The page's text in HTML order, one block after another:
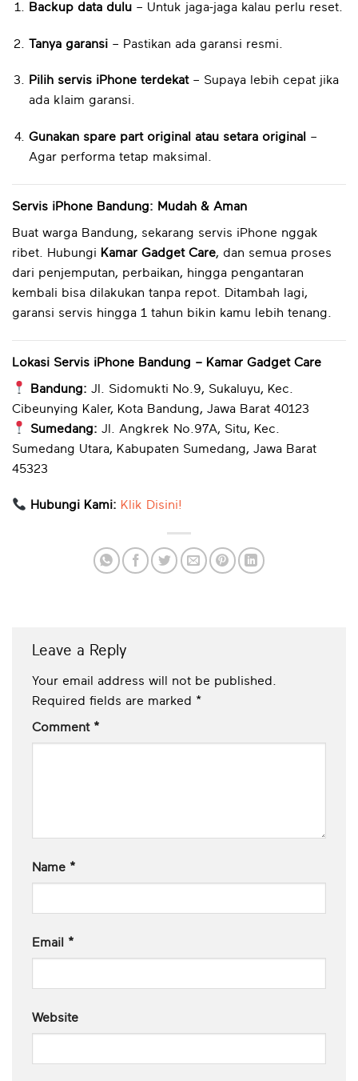
Backup data dulu– Untuk jaga-jaga kalau perlu reset.
Tanya garansi– Pastikan ada garansi resmi.
Pilih servis iPhone terdekat– Supaya lebih cepat jika
ada klaim garansi.
Gunakan spare part original atau setara original
–
Agar performa tetap maksimal.
Servis iPhone Bandung: Mudah & Aman
Buat warga Bandung, sekarang servis iPhone nggak
ribet. Hubungi Kamar Gadget Care, dan semua proses
dari penjemputan, perbaikan, hingga pengantaran
kembali bisa dilakukan tanpa repot. Ditambah lagi,
garansi servis hingga 1 tahun bikin kamu lebih tenang.
Lokasi Servis iPhone Bandung – Kamar Gadget Care
Bandung: Jl. Sidomukti No.9, Sukaluyu, Kec.
Cibeunying Kaler, Kota Bandung, Jawa Barat 40123
Sumedang: Jl. Angkrek No.97A, Situ, Kec.
Sumedang Utara, Kabupaten Sumedang, Jawa Barat
45323
Hubungi Kami: Klik Disini!
Leave a Reply
Your email address will not be published.
Required fields are marked *
Comment *
Name *
Email *
Website